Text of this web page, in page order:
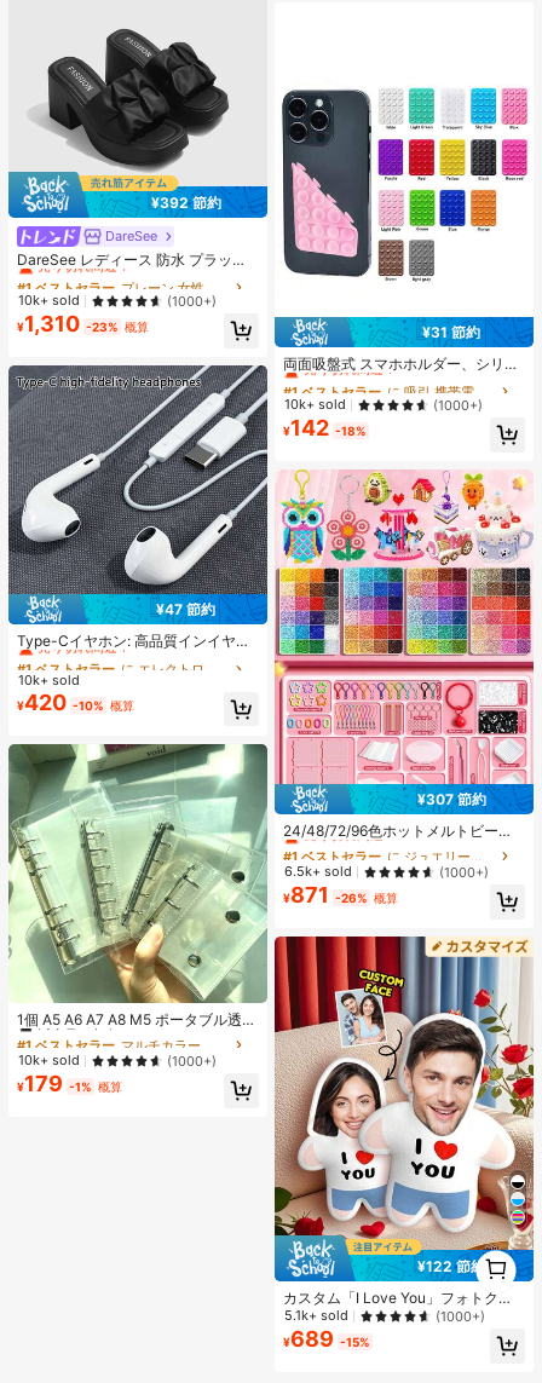
¥392 節約
DareSee
DareSee レディース 防水 プラット
フォーム 厚底サンダル オープントゥ
スリッポンシューズ 夏新作 チャンキ
ーハイヒール Y2Kスタイル 通学向け
#1 ベストセラー
売り切れ間近！
#1 ベストセラー
売り切れ間近！
#1 ベストセラー
売り切れ間近！
#1 ベストセラー
10k+ sold (1000+)
¥1,310 -23% 概算
¥47 節約
Type-Cイヤホン: 高品質インイヤー
ヘッドホン、3ボタンインラインコ
ントロール内蔵、音楽再生、通話応
答、音量調整が簡単。17/16/15シリ
ーズ、Plus、Pro、Pro Maxモデル対
#1 ベストセラー
に エレクトロニクス
売り切れ間近！
#1 ベストセラー
売り切れ間近！
#1 ベストセラー
売り切れ間近！
#1 ベストセラー
10k+ sold
¥420 -10% 概算
1個 A5 A6 A7 A8 M5 ポータブル透明
ルーズリーフバインダー、透明ステ
ッカーブック、シールブック、ステ
ッカーブック、写真収納バッグ、フ
ォトアルバム、貯金プランブック、
プランナー、ノート、オフィス文房
#1 ベストセラー
マルチカラー バインダー
高リピート率
#1 ベストセラー
高リピート率
#1 ベストセラー
高リピート率
#1 ベストセラー
10k+ sold (1000+)
¥179 -1% 概算
¥31 節約
両面吸盤式 スマホホルダー、シリコ
ン製 滑り止め 洗える スマートフォ
ンブラケット ステッカー
#1 ベストセラー
に 吸引 携帯電話ホルダー
売り切れ間近！
#1 ベストセラー
売り切れ間近！
#1 ベストセラー
売り切れ間近！
#1 ベストセラー
10k+ sold (1000+)
¥142 -18%
¥307 節約
24/48/72/96色ホットメルトビーズ
クリエイティブクラフトセット、ス
クエアペグボード、多層収納ボック
ス、アイロンペーパー、カラフルな
キーチェーン、装飾アクセサリー、
ハンギングロープ付き、DIY愛好家
フト、誕生日ギフトを手作りできま
す。
#1 ベストセラー
に ジュエリー製作セット
売り切れ間近！
#1 ベストセラー
売り切れ間近！
#1 ベストセラー
売り切れ間近！
#1 ベストセラー
6.5k+ sold (1000+)
¥871 -26% 概算
¥122 節約
カスタム「I Love You」フォトクッ
ション - パーソナライズされた顔プ
リント ホームデコレーション クッシ
ョン、ニット生地、ハート柄、カッ
5.1k+ sold (1000+)
¥689 -15%
1
1